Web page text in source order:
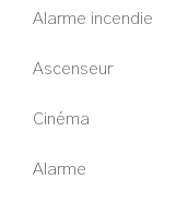
Alarme incendie
Ascenseur
Cinéma
Alarme